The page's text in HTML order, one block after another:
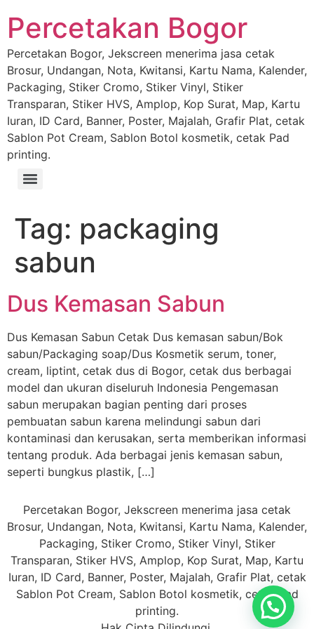
Percetakan Bogor
Percetakan Bogor, Jekscreen menerima jasa cetak
Brosur, Undangan, Nota, Kwitansi, Kartu Nama, Kalender,
Packaging, Stiker Cromo, Stiker Vinyl, Stiker
Transparan, Stiker HVS, Amplop, Kop Surat, Map, Kartu
Iuran, ID Card, Banner, Poster, Majalah, Grafir Plat, cetak
Sablon Pot Cream, Sablon Botol kosmetik, cetak Pad
printing.
Tag: packaging
sabun
Dus Kemasan Sabun
Dus Kemasan Sabun Cetak Dus kemasan sabun/Bok
sabun/Packaging soap/Dus Kosmetik serum, toner,
cream, liptint, cetak dus di Bogor, cetak dus berbagai
model dan ukuran diseluruh Indonesia Pengemasan
sabun merupakan bagian penting dari proses
pembuatan sabun karena melindungi sabun dari
kontaminasi dan kerusakan, serta memberikan informasi
tentang produk. Ada berbagai jenis kemasan sabun,
seperti bungkus plastik, […]
Percetakan Bogor, Jekscreen menerima jasa cetak
Brosur, Undangan, Nota, Kwitansi, Kartu Nama, Kalender,
Packaging, Stiker Cromo, Stiker Vinyl, Stiker
Transparan, Stiker HVS, Amplop, Kop Surat, Map, Kartu
Iuran, ID Card, Banner, Poster, Majalah, Grafir Plat, cetak
Sablon Pot Cream, Sablon Botol kosmetik, cetak Pad
printing.